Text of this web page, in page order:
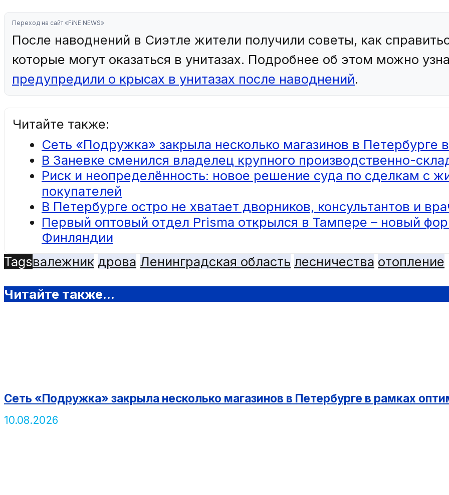
Переход на сайт «FiNE NEWS»
После наводнений в Сиэтле жители получили советы, как
которые могут оказаться в унитазах. Подробнее об этом можно
предупредили о крысах в унитазах после наводнений.
Читайте также:
Сеть «Подружка» закрыла несколько магазинов в Петербурге
В Заневке сменился владелец крупного производственно-
Риск и неопределённость: новое решение суда по сделкам с
покупателей
В Петербурге остро не хватает дворников, консультантов и
Первый оптовый отдел Prisma открылся в Тампере – новый
Финляндии
Tagsвалежник дрова Ленинградская область лесничества отопление
Читайте также...
Сеть «Подружка» закрыла несколько магазинов в Петербурге в рамках
10.08.2026